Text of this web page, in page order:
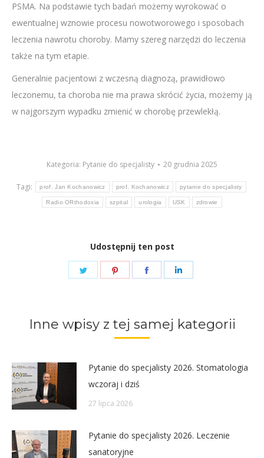
PSMA. Na podstawie tych badań możemy wyrokować o
ewentualnej wznowie procesu nowotworowego i sposobach
leczenia nawrotu choroby. Mamy szereg narzędzi do leczenia
także na tym etapie.
Generalnie pacjentowi z wczesną diagnozą, prawidłowo
leczonemu, ta choroba nie ma prawa skrócić życia, możemy ją
w najgorszym wypadku zmienić w chorobę przewlekłą.
Kategoria: Pytanie do specjalisty 20 grudnia 2025
Tagi: prof. Jan Kochanowicz prof. Kochanowicz pytanie do specjalisty
Radio ORthodoxia szpital urologia USK zdrowie
Udostępnij ten post
Share
Share
Share
Inne wpisy z tej samej kategorii
Pytanie do specjalisty 2026. Stomatologia
wczoraj i dziś
27 lipca 2026
Pytanie do specjalisty 2026. Leczenie
sanatoryjne